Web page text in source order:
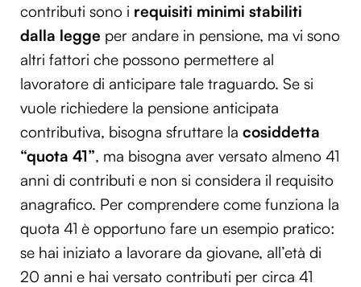
contributi sono i requisiti minimi stabiliti
dalla legge per andare in pensione, ma vi sono
altri fattori che possono permettere al
lavoratore di anticipare tale traguardo. Se si
vuole richiedere la pensione anticipata
contributiva, bisogna sfruttare la cosiddetta
“quota 41”, ma bisogna aver versato almeno 41
anni di contributi e non si considera il requisito
anagrafico. Per comprendere come funziona la
quota 41 è opportuno fare un esempio pratico:
se hai iniziato a lavorare da giovane, all’età di
20 anni e hai versato contributi per circa 41